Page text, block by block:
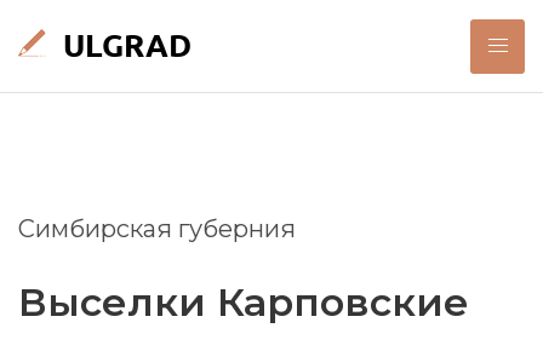
Симбирская губерния
Выселки Карповские